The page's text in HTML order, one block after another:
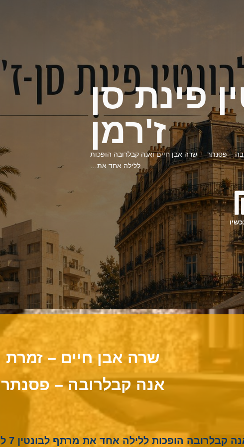
פינת סן
ז'רמן
– פסנתר שרה אבן חיים ואנה קבלרובה הופכות
ללילה אחד את…
שרה אבן חיים – זמרת
אנה קבלרובה – פסנתר
הופכות ללילה אחד את מרתף לבונטין 7 למרתף של הרובע סן-ז'רמן שבפריז.